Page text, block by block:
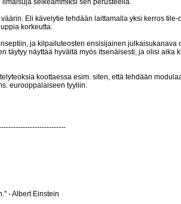
selkeämmiksi sen perusteella.
Eli kävelytie tehdään laittamalla yksi kerros
korkeutta.
ja kilpailuteosten ensisijainen julkaisukanava
täytyy näyttää hyvältä myös itsenäisesti, ja olisi aika
koottaessa esim. siten, että tehdään
eurooppalaiseen tyyliin.
- Albert Einstein